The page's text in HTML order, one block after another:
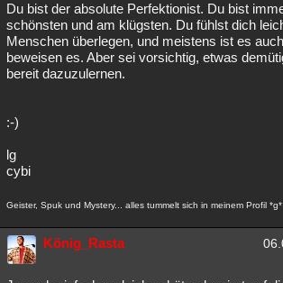
Du bist der absolute Perfektionist. Du bist
schönsten und am klügsten. Du fühlst dich
Menschen überlegen, und meistens ist es
beweisen es. Aber sei vorsichtig, etwas
bereit dazuzulernen.
:-)
lg
cybi
Geister, Spuk und Mystery... alles tummelt sich in meinem Profil *g*
König_Rasta